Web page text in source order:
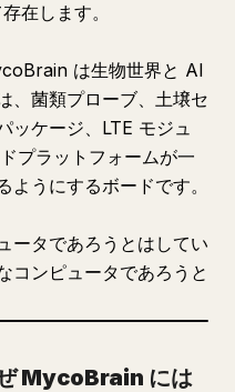
在します。
は生物世界と AI
、菌類プローブ、土壌セ
ッケージ、LTE モジュ
プラットフォームが一
うにするボードです。
ータであろうとはしてい
コンピュータであろうと
MycoBrain には